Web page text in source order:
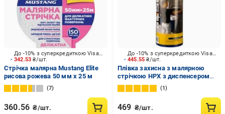
342.53₴/шт.
До -10% з суперкредиткою Visa Вигода
Стрічка малярна Mustang Elite
рисова рожева 50 мм x 25 м
7
360.56 ₴/шт.
445.55₴/шт.
До -10% з суперкредиткою Visa Вигода
Плівка захисна з малярною
стрічкою HPX з диспенсером
2700 мм x 16 м DE270016
1
469 ₴/шт.